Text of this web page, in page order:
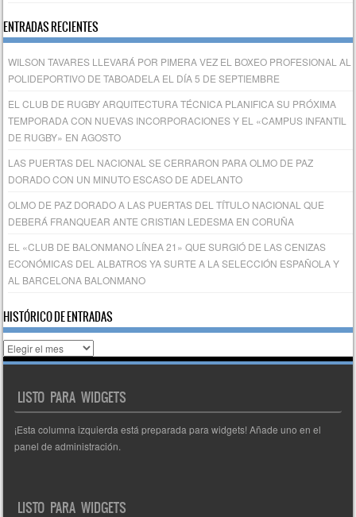
ENTRADAS RECIENTES
WILSON TAVARES LLEVARÁ POR PIMERA VEZ EL BOXEO PROFESIONAL AL
POLIDEPORTIVO DE TABOADELA EL DÍA 5 DE SEPTIEMBRE
EL CLUB DE RUGBY ARQUITECTURA TÉCNICA PLANIFICA SU PRÓXIMA
TEMPORADA CON NUEVAS INCORPORACIONES Y EL «CAMPUS INFANTIL
DE RUGBY» EN AGOSTO
LAS PUERTAS DEL NACIONAL SE CERRARON PARA OLMO DE PAZ
DORADO CON UN MINUTO ESCASO DE ADELANTO
OLMO DE PAZ DORADO A LAS PUERTAS DEL TÍTULO NACIONAL QUE
DEBERÁ FRANQUEAR ANTE CRISTIAN LEDESMA EN CORUÑA
EL «CLUB DE BALONMANO LÍNEA 21» QUE SURGIÓ DE LAS CENIZAS
ECONÓMICAS DEL ALBATROS YA SURTE A LA SELECCIÓN ESPAÑOLA Y
AL BARCELONA BALONMANO
HISTÓRICO DE ENTRADAS
Histórico
de
LISTO PARA WIDGETS
¡Esta columna izquierda está preparada para widgets! Añade uno en el
panel de administración.
LISTO PARA WIDGETS